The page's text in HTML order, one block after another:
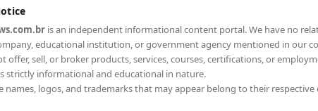
is an independent informational content portal. We have no
educational institution, or government agency mentioned in our
offer, sell, or broker products, services, courses, certifications, or
strictly informational and educational in nature.
names, logos, and trademarks that may appear belong to their